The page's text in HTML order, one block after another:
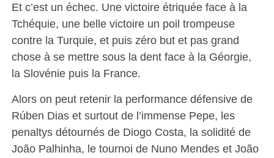
Et c’est un échec. Une victoire étriquée face à la
Tchéquie, une belle victoire un poil trompeuse
contre la Turquie, et puis zéro but et pas grand
chose à se mettre sous la dent face à la Géorgie,
la Slovénie puis la France.
Alors on peut retenir la performance défensive de
Rúben Dias et surtout de l’immense Pepe, les
penaltys détournés de Diogo Costa, la solidité de
João Palhinha, le tournoi de Nuno Mendes et João